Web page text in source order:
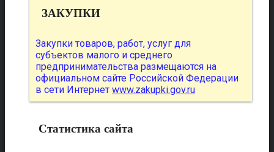
ЗАКУПКИ
Закупки товаров, работ, услуг для
субъектов малого и среднего
предпринимательства размещаются на
официальном сайте Российской Федерации
в сети Интернет www.zakupki.gov.ru
Статистика сайта